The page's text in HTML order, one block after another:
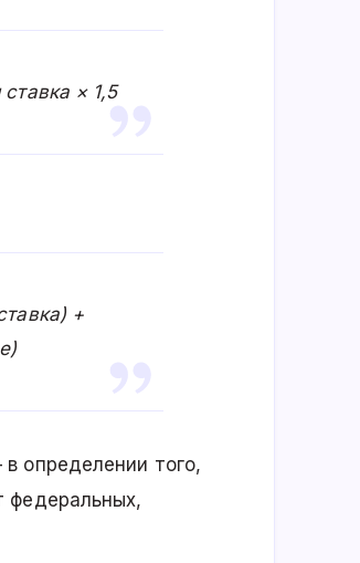
× 1,5
+
определении того,
федеральных,